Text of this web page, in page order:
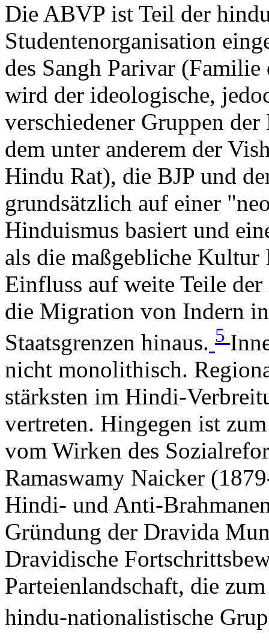
Die ABVP ist Teil der
Studentenorganisation
des Sangh Parivar
wird der ideologische,
verschiedener Gruppen
dem unter anderem der
Hindu Rat), die BJP und
grundsätzlich auf einer
Hinduismus basiert und
als die maßgebliche
Einfluss auf weite Teile
die Migration von Indern
Staatsgrenzen hinaus. 5
nicht monolithisch.
stärksten im Hindi-
vertreten. Hingegen ist
vom Wirken des
Ramaswamy Naicker
Hindi- und Anti-
Gründung der Dravida
Dravidische
Parteienlandschaft, die
hindu-nationalistische